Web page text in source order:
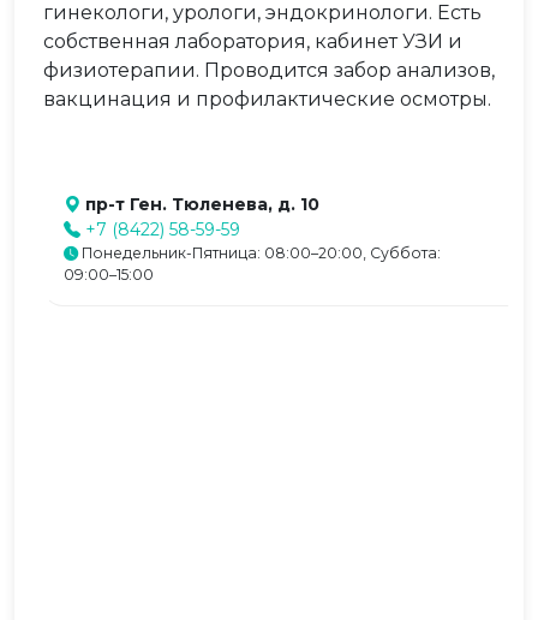
гинекологи, урологи, эндокринологи. Есть
собственная лаборатория, кабинет УЗИ и
физиотерапии. Проводится забор анализов,
вакцинация и профилактические осмотры.
пр-т Ген. Тюленева, д. 10
+7 (8422) 58-59-59
Понедельник-Пятница: 08:00–20:00, Суббота:
09:00–15:00